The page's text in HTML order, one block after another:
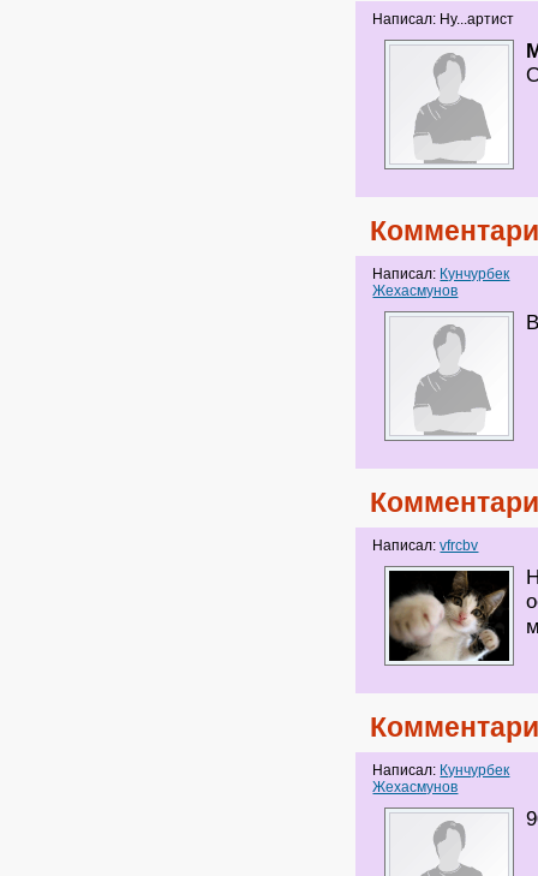
Написал: Ну...артист
Написал: Кунчурбек
Жехасмунов
Написал:vfrcbv
Написал: Кунчурбек
Жехасмунов